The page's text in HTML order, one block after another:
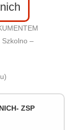
Szkolno –
ZSP